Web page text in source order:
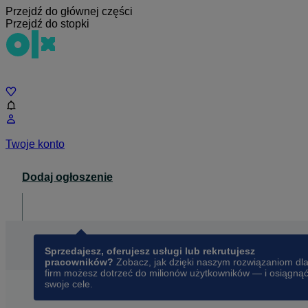
Przejdź do głównej części
Przejdź do stopki
Twoje konto
Dodaj ogłoszenie
Sprzedajesz, oferujesz usługi lub rekrutujesz
pracowników? Zobacz, jak dzięki naszym rozwiązaniom dla
firm możesz dotrzeć do milionów użytkowników — i osiągnąć
swoje cele.